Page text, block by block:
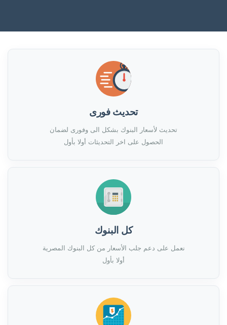
تحديث فورى
تحديث لأسعار البنوك بشكل الى وفورى لضمان
الحصول على اخر التحديثات أولا بأول
كل البنوك
نعمل على دعم جلب الأسعار من كل البنوك المصرية
أولا بأول